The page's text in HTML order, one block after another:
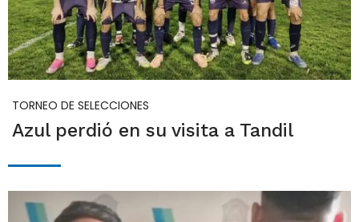
TORNEO DE SELECCIONES
Azul perdió en su visita a Tandil